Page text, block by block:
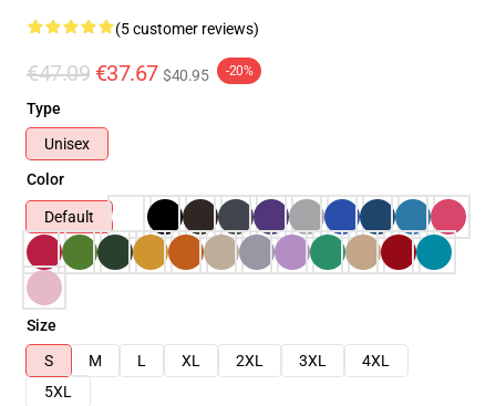
(5 customer reviews)
€47.09 €37.67 $40.95 -20%
Type
Unisex
Color
Default
Size
S
M L XL 2XL 3XL
4XL
5XL